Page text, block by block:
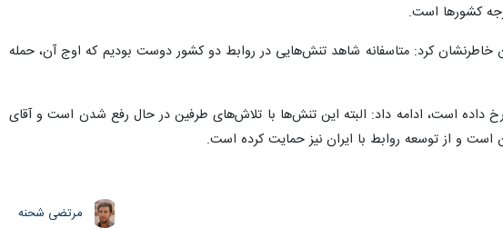
کشورها است.
خاطرنشان کرد:‌ متاسفانه شاهد تنش‌هایی در روابط دو کشور دوست بودیم که اوج آن،‌ حمله
داده است،‌ ادامه داد: البته این تنش‌ها با تلاش‌های طرفین در حال رفع شدن است و آقای
است و از توسعه روابط با ایران نیز حمایت کرده است.
مرتضی شحنه